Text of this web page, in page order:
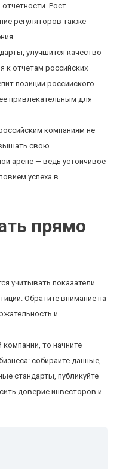
Рост
регуляторов также
улучшится качество
к отчетам российских
позиции российского
привлекательным для
компаниям не
свою
арене — ведь устойчивое
успеха в
прямо
учитывать показатели
Обратите внимание на
и
то начните
собирайте данные,
стандарты, публикуйте
доверие инвесторов и